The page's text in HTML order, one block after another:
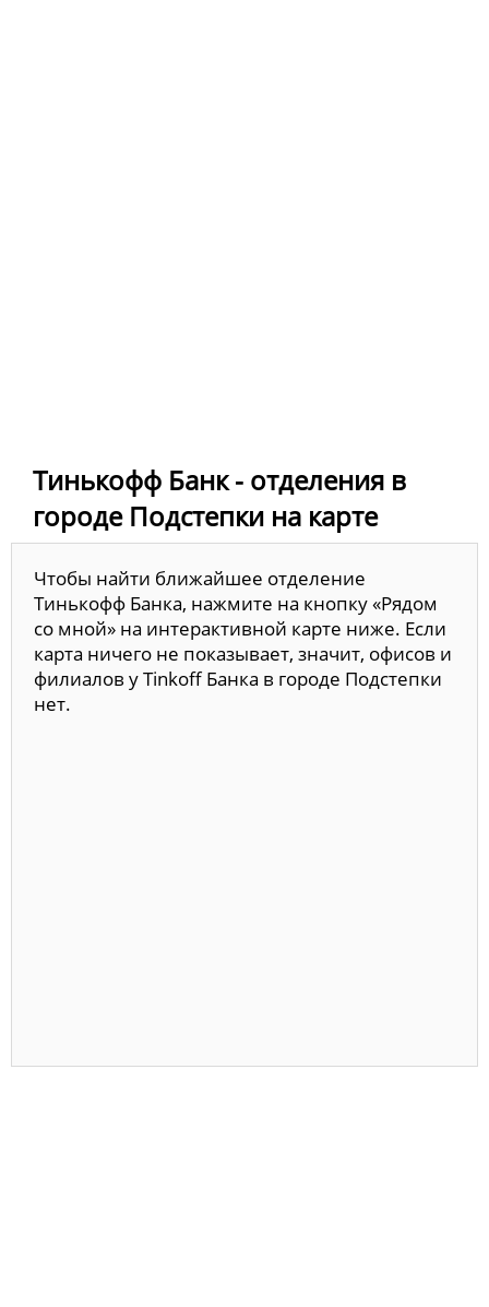
Тинькофф Банк - отделения в
городе Подстепки на карте
Чтобы найти ближайшее отделение
Тинькофф Банка, нажмите на кнопку «Рядом
со мной» на интерактивной карте ниже. Если
карта ничего не показывает, значит, офисов и
филиалов у Tinkoff Банка в городе Подстепки
нет.